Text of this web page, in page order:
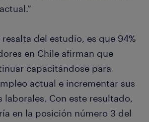
del estudio, es que 94%
en Chile afirman que
capacitándose para
actual e incrementar sus
laborales. Con este resultado,
en la posición número 3 del